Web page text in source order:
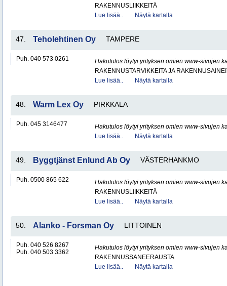
RAKENNUSLIIKKEITÄ
Lue lisää..
Näytä kartalla
47. Teholehtinen Oy TAMPERE
Puh. 040 573 0261
Hakutulos löytyi yrityksen omien www-sivujen
RAKENNUSTARVIKKEITA JA
Lue lisää..
Näytä kartalla
48. Warm Lex Oy PIRKKALA
Puh. 045 3146477
Hakutulos löytyi yrityksen omien www-sivujen
Lue lisää..
Näytä kartalla
49. Byggtjänst Enlund Ab Oy VÄSTERHANKMO
Puh. 0500 865 622
Hakutulos löytyi yrityksen omien www-sivujen
RAKENNUSLIIKKEITÄ
Lue lisää..
Näytä kartalla
50. Alanko - Forsman Oy LITTOINEN
Puh. 040 526 8267
Puh. 040 503 3362
Hakutulos löytyi yrityksen omien www-sivujen
RAKENNUSSANEERAUSTA
Lue lisää..
Näytä kartalla